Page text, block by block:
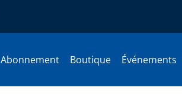
Abonnement Boutique Événements